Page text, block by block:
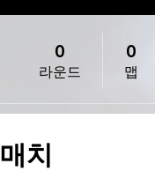
라운드
0
맵
0
매치